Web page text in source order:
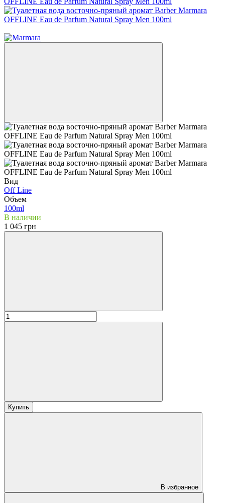
Вид
Off Line
Объем
100ml
В наличии
1 045 грн
Купить
В избранное